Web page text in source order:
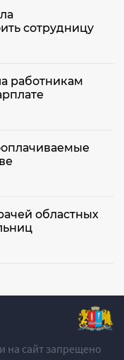
сотрудницу
работникам
областных
на сайт запрещено